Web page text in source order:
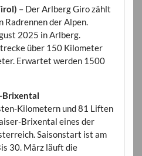
– Der Arlberg Giro zählt
Radrennen der Alpen.
2025 in Arlberg.
über 150 Kilometer
Erwartet werden 1500
Brixental
Kilometern und 81 Liften
Brixental eines der
Saisonstart ist am
30. März läuft die